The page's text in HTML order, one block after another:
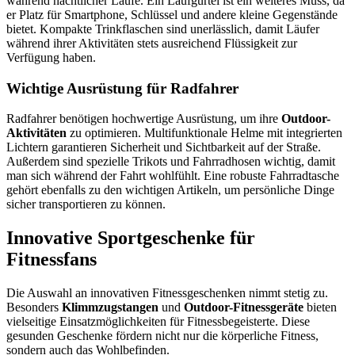
er Platz für Smartphone, Schlüssel und andere kleine Gegenstände
bietet. Kompakte Trinkflaschen sind unerlässlich, damit Läufer
während ihrer Aktivitäten stets ausreichend Flüssigkeit zur
Verfügung haben.
Wichtige Ausrüstung für Radfahrer
Radfahrer benötigen hochwertige Ausrüstung, um ihre Outdoor-
Aktivitäten zu optimieren. Multifunktionale Helme mit integrierten
Lichtern garantieren Sicherheit und Sichtbarkeit auf der Straße.
Außerdem sind spezielle Trikots und Fahrradhosen wichtig, damit
man sich während der Fahrt wohlfühlt. Eine robuste Fahrradtasche
gehört ebenfalls zu den wichtigen Artikeln, um persönliche Dinge
sicher transportieren zu können.
Innovative Sportgeschenke für
Fitnessfans
Die Auswahl an innovativen Fitnessgeschenken nimmt stetig zu.
Besonders Klimmzugstangen und Outdoor-Fitnessgeräte bieten
vielseitige Einsatzmöglichkeiten für Fitnessbegeisterte. Diese
gesunden Geschenke fördern nicht nur die körperliche Fitness,
sondern auch das Wohlbefinden.